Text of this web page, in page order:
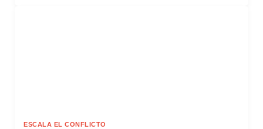
ESCALA EL CONFLICTO